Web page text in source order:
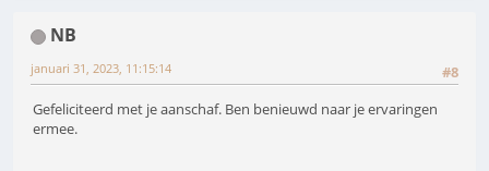
NB
#8
januari 31, 2023, 11:15:14
Gefeliciteerd met je aanschaf. Ben benieuwd naar je ervaringen
ermee.